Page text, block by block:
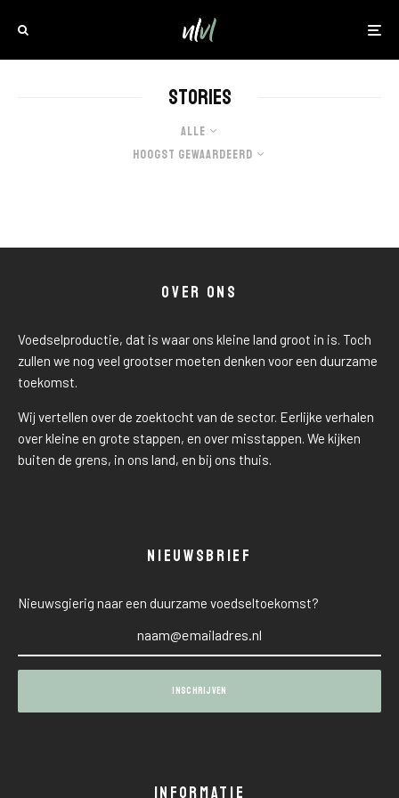
Stories
Alle
Hoogst Gewaardeerd
OVER ONS
Voedselproductie, dat is waar ons kleine land groot in is. Toch
zullen we nog veel grootser moeten denken voor een duurzame
toekomst.
Wij vertellen over de zoektocht van de sector. Eerlijke verhalen
over kleine en grote stappen, en over misstappen. We kijken
buiten de grens, in ons land, en bij ons thuis.
NIEUWSBRIEF
Nieuwsgierig naar een duurzame voedseltoekomst?
INFORMATIE